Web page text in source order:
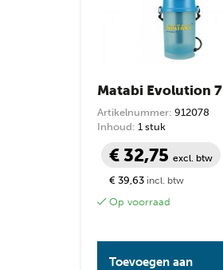
Matabi Evolution 7
Artikelnummer: 912078
Inhoud: 1 stuk
€ 32,75 excl. btw
€ 39,63 incl. btw
Op voorraad
Toevoegen aan